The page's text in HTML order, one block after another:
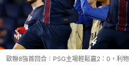
歐聯8強首回合︱PSG主場輕鬆贏2：0，利